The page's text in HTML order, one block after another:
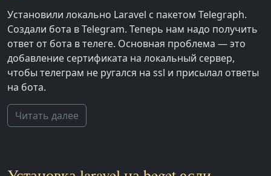
Установили локально Laravel с пакетом Telegraph.
Создали бота в Telegram. Теперь нам надо получить
ответ от бота в телеге. Основная проблема — это
добавление сертификата на локальный сервер,
чтобы телеграм не ругался на ssl и присылал ответы
на бота.
Читать далее